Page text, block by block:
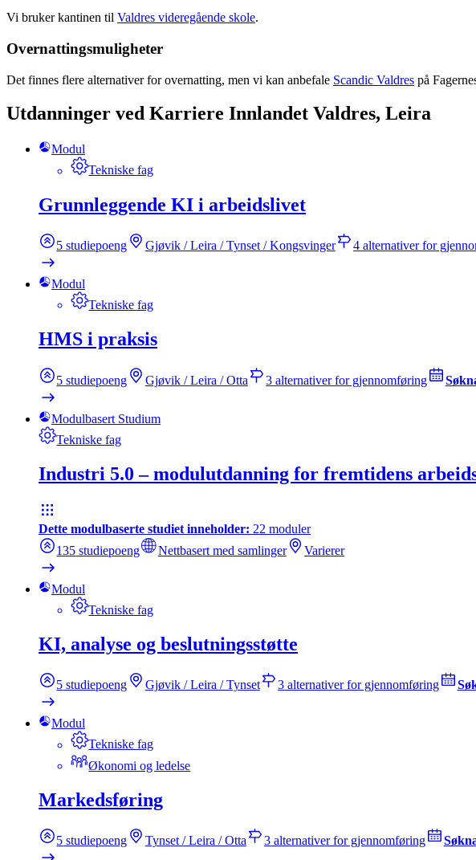
Vi bruker kantinen til Valdres videregående skole.
Overnattingsmuligheter
Det finnes flere alternativer for overnatting, men vi kan anbefale Scandic Valdres på
Utdanninger ved Karriere Innlandet Valdres, Leira
Modul
Tekniske fag
Grunnleggende KI i arbeidslivet
5 studiepoeng Gjøvik / Leira / Tynset / Kongsvinger 4 alternativer for
Modul
Tekniske fag
HMS i praksis
5 studiepoeng Gjøvik / Leira / Otta 3 alternativer for gjennomføring
Modulbasert Studium
Tekniske fag
Industri 5.0 – modulutdanning for fremtidens
Dette modulbaserte studiet inneholder: 22 moduler
135 studiepoeng Nettbasert med samlinger Varierer
Modul
Tekniske fag
KI, analyse og beslutningsstøtte
5 studiepoeng Gjøvik / Leira / Tynset 3 alternativer for gjennomføring
Modul
Tekniske fag
Økonomi og ledelse
Markedsføring
5 studiepoeng Tynset / Leira / Otta 3 alternativer for gjennomføring